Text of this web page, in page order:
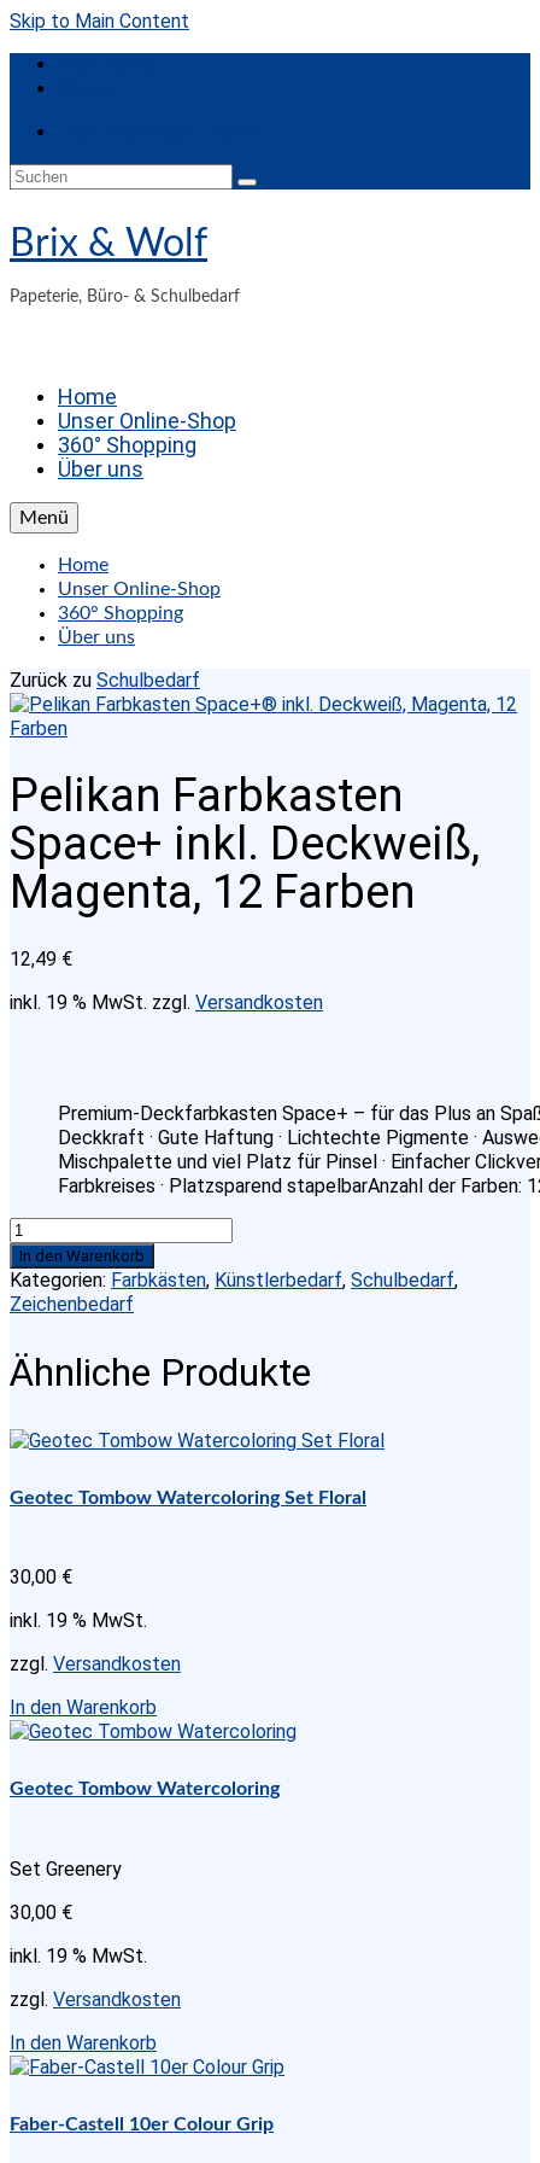
Skip to Main Content
Suchen
Brix & Wolf
Papeterie, Büro- & Schulbedarf
Home
Unser Online-Shop
360° Shopping
Über uns
Menü
Home
Unser Online-Shop
360° Shopping
Über uns
Zurück zu Schulbedarf
Pelikan Farbkasten
Space+ inkl. Deckweiß,
Magenta, 12 Farben
12,49 €
inkl. 19 % MwSt. zzgl. Versandkosten
Premium-Deckfarbkasten Space+ – für das Plus an
Deckkraft · Gute Haftung · Lichtechte Pigmente ·
Mischpalette und viel Platz für Pinsel · Einfacher
Farbkreises · Platzsparend stapelbarAnzahl der Farben:
Pelikan
Farbkasten
Space+
inkl.
Magenta,
12
In den Warenkorb
Kategorien: Farbkästen, Künstlerbedarf, Schulbedarf,
Zeichenbedarf
Ähnliche Produkte
Geotec Tombow Watercoloring Set Floral
30,00 €
inkl. 19 % MwSt.
zzgl. Versandkosten
In den Warenkorb
Geotec Tombow Watercoloring
Set Greenery
30,00 €
inkl. 19 % MwSt.
zzgl. Versandkosten
In den Warenkorb
Faber-Castell 10er Colour Grip